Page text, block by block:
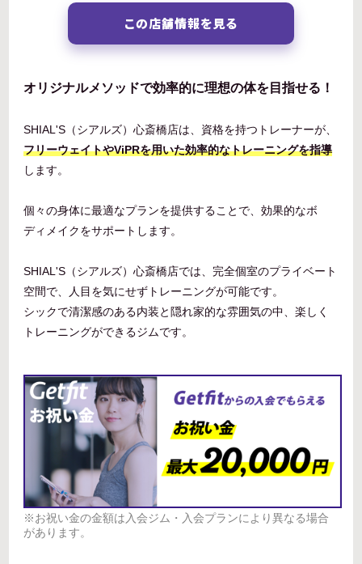
この店舗情報を見る
オリジナルメソッドで効率的に理想の体を目指せる！
SHIAL'S（シアルズ）心斎橋店は、資格を持つトレーナーが、
フリーウェイトやViPRを用いた効率的なトレーニングを指導
します。
個々の身体に最適なプランを提供することで、効果的なボ
ディメイクをサポートします。
SHIAL'S（シアルズ）心斎橋店では、完全個室のプライベート
空間で、人目を気にせずトレーニングが可能です。
シックで清潔感のある内装と隠れ家的な雰囲気の中、楽しく
トレーニングができるジムです。
※お祝い金の金額は入会ジム・入会プランにより異なる場合
があります。